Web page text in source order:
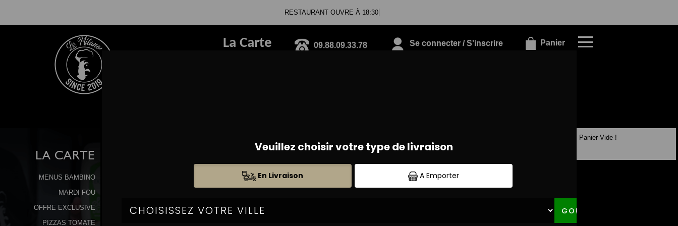
RESTAURANT OUVRE À 18:30
La Carte 09.88.09.33.78 Se connecter / S'inscrire Panier
×
LA CARTE
MENUS BAMBINO
MARDI FOU
OFFRE EXCLUSIVE
PIZZAS TOMATE
TEX MEX Panier Vide !